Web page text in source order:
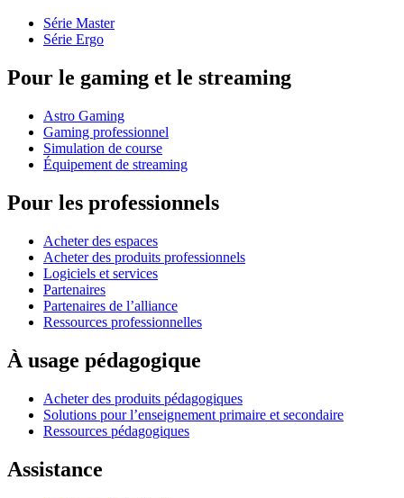
Série Master
Série Ergo
Pour le gaming et le streaming
Astro Gaming
Gaming professionnel
Simulation de course
Équipement de streaming
Pour les professionnels
Acheter des espaces
Acheter des produits professionnels
Logiciels et services
Partenaires
Partenaires de l’alliance
Ressources professionnelles
À usage pédagogique
Acheter des produits pédagogiques
Solutions pour l’enseignement primaire et secondaire
Ressources pédagogiques
Assistance